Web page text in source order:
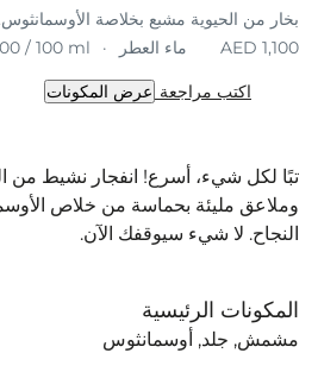
بخار من الحيوية مشبع بخلاصة الأوسمانثوس.
ماء العطر
اكتب مراجعة عرض المكونات
تبًا لكل شيء، أسرع! انفجار نشيط من
وملاعق مليئة بحماسة من خلاص
النجاح. لا شيء سيوقفك الآن.
المكونات الرئيسية
مشمش جلد أوسمانثوس